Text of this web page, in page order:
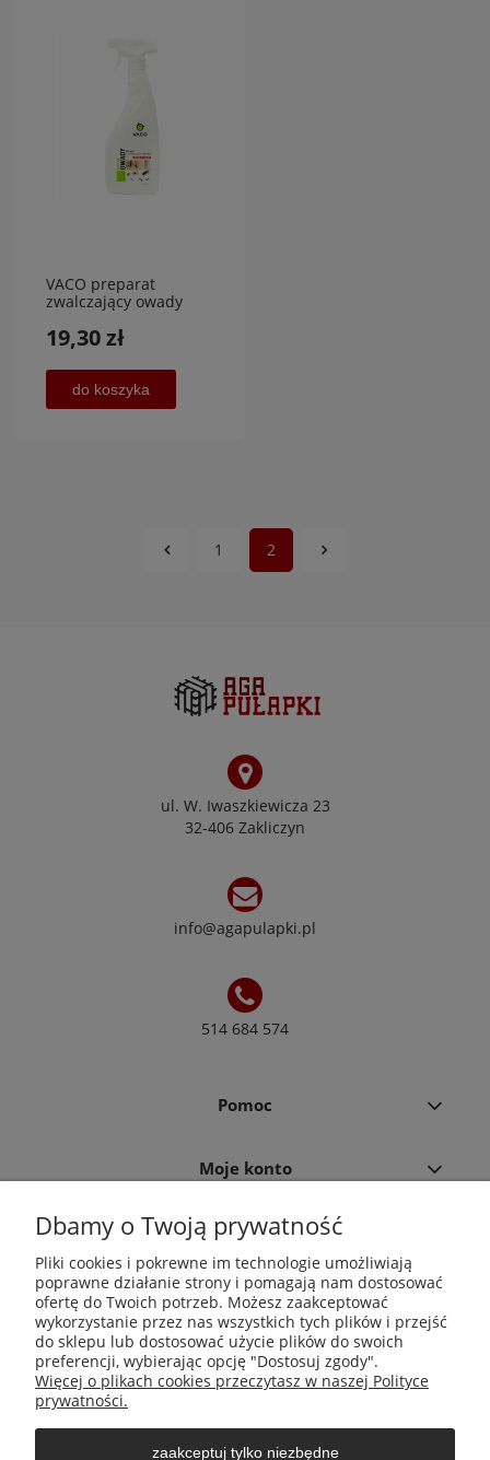
VACO preparat
zwalczający owady
19,30 zł
do koszyka
1 2
ul. W. Iwaszkiewicza 23
32-406 Zakliczyn
info@agapulapki.pl
514 684 574
Pomoc
Moje konto
Płatności i dostawa
Informacje
O nas
Dbamy o Twoją prywatność
Pliki cookies i pokrewne im technologie umożliwiają
poprawne działanie strony i pomagają nam dostosować
ofertę do Twoich potrzeb. Możesz zaakceptować
wykorzystanie przez nas wszystkich tych plików i przejść
do sklepu lub dostosować użycie plików do swoich
preferencji, wybierając opcję "Dostosuj zgody".
Więcej o plikach cookies przeczytasz w naszej Polityce
prywatności.
zaakceptuj tylko niezbędne